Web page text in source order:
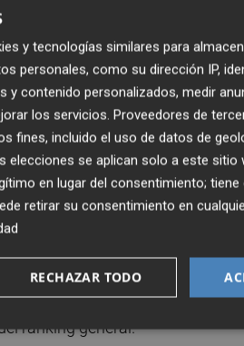
'low cost' fundada por el que
de negocio del 825% y una
número 149.
posición del ranking de las
mayorista de flores, plantas y
durante el periodo 2013/2016
judiciales de bienes libres de
en sus ventas, alcanzando
ranking general.
y tecnologías similares para
personales, como su dirección IP,
y contenido personalizados, medir
los servicios. Proveedores de
fines, incluido el uso de datos de
se aplican solo a este sitio
en lugar del consentimiento; tiene
retirar su consentimiento en
RECHAZAR TODO